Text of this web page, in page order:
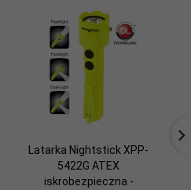
Latarka Nightstick XPP-
5422G ATEX
iskrobezpieczna -